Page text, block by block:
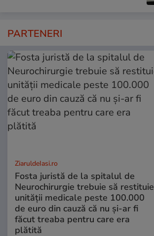
PARTENERI
ZiaruldeIasi.ro
Fosta juristă de la spitalul de
Neurochirurgie trebuie să restituie
unității medicale peste 100.000
de euro din cauză că nu și-ar fi
făcut treaba pentru care era
plătită